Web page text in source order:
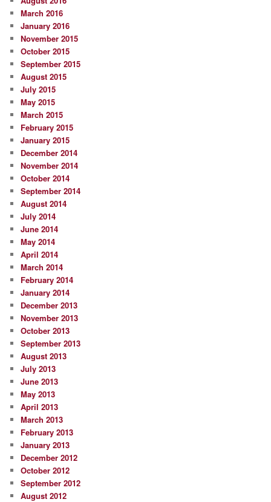
March 2016
January 2016
November 2015
October 2015
September 2015
August 2015
July 2015
May 2015
March 2015
February 2015
January 2015
December 2014
November 2014
October 2014
September 2014
August 2014
July 2014
June 2014
May 2014
April 2014
March 2014
February 2014
January 2014
December 2013
November 2013
October 2013
September 2013
August 2013
July 2013
June 2013
May 2013
April 2013
March 2013
February 2013
January 2013
December 2012
October 2012
September 2012
August 2012